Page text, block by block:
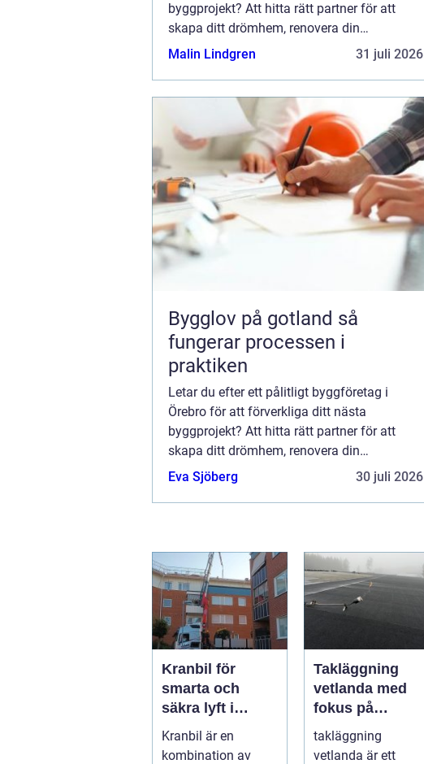
byggprojekt? Att hitta rätt partner för att
skapa ditt drömhem, renovera din
nuvarande bostad eller bygga en ny
Malin Lindgren 31 juli 2026
Bygglov på gotland så
fungerar processen i
praktiken
Letar du efter ett pålitligt byggföretag i
Örebro för att förverkliga ditt nästa
byggprojekt? Att hitta rätt partner för att
skapa ditt drömhem, renovera din
nuvarande bostad eller bygga en ny
Eva Sjöberg 30 juli 2026
Kranbil för
smarta och
säkra lyft i
vardagen
Kranbil är en
kombination av
Takläggning
vetlanda med
fokus på
hållbara tak och
trygga hus
takläggning
vetlanda är ett